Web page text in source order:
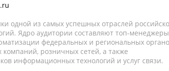
одной из самых успешных отраслей
Ядро аудитории составляют топ-
федеральных и региональных
розничных сетей, а также
информационных технологий и услуг связи.